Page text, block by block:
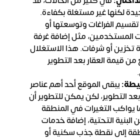
لكنها غير مستغلة بكفاءة.
الفراغات وتوسعتها أو
المستخدمين، مثل إضافة غرفة
تخزين أو شرفات. هذا الاستغلال
قيمة العقار بعد التطوير
يبقى الموقع أحد أهم عناصر
التطوير، لكن يمكن للتطوير أن
يواكب التغيرات في المنطقة
التحتية، إضافة خدمات
إلى نقطة جذب سكنية أو